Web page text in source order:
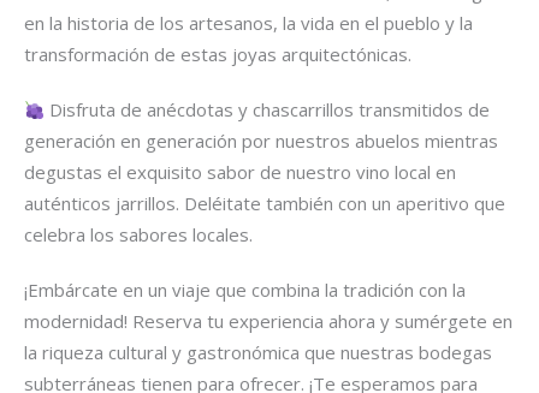
en la historia de los artesanos, la vida en el pueblo y la
transformación de estas joyas arquitectónicas.
Disfruta de anécdotas y chascarrillos transmitidos de
generación en generación por nuestros abuelos mientras
degustas el exquisito sabor de nuestro vino local en
auténticos jarrillos. Deléitate también con un aperitivo que
celebra los sabores locales.
¡Embárcate en un viaje que combina la tradición con la
modernidad! Reserva tu experiencia ahora y sumérgete en
la riqueza cultural y gastronómica que nuestras bodegas
subterráneas tienen para ofrecer. ¡Te esperamos para